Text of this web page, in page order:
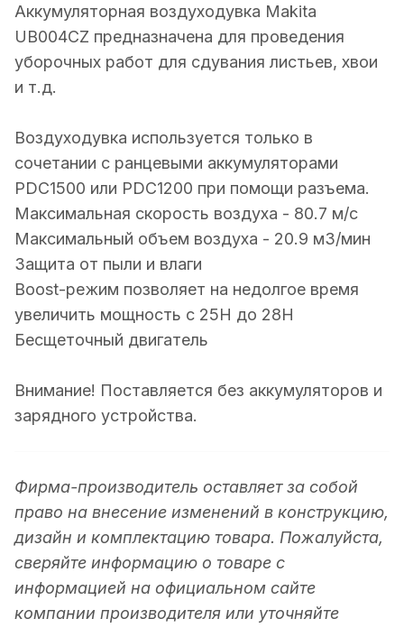
Аккумуляторная воздуходувка Makita
UB004CZ предназначена для проведения
уборочных работ для сдувания листьев, хвои
и т.д.
Воздуходувка используется только в
сочетании с ранцевыми аккумуляторами
PDC1500 или PDC1200 при помощи разъема.
Максимальная скорость воздуха - 80.7 м/с
Максимальный объем воздуха - 20.9 м3/мин
Защита от пыли и влаги
Boost-режим позволяет на недолгое время
увеличить мощность с 25Н до 28Н
Бесщеточный двигатель
Внимание! Поставляется без аккумуляторов и
зарядного устройства.
Фирма-производитель оставляет за собой
право на внесение изменений в конструкцию,
дизайн и комплектацию товара. Пожалуйста,
сверяйте информацию о товаре с
информацией на официальном сайте
компании производителя или уточняйте